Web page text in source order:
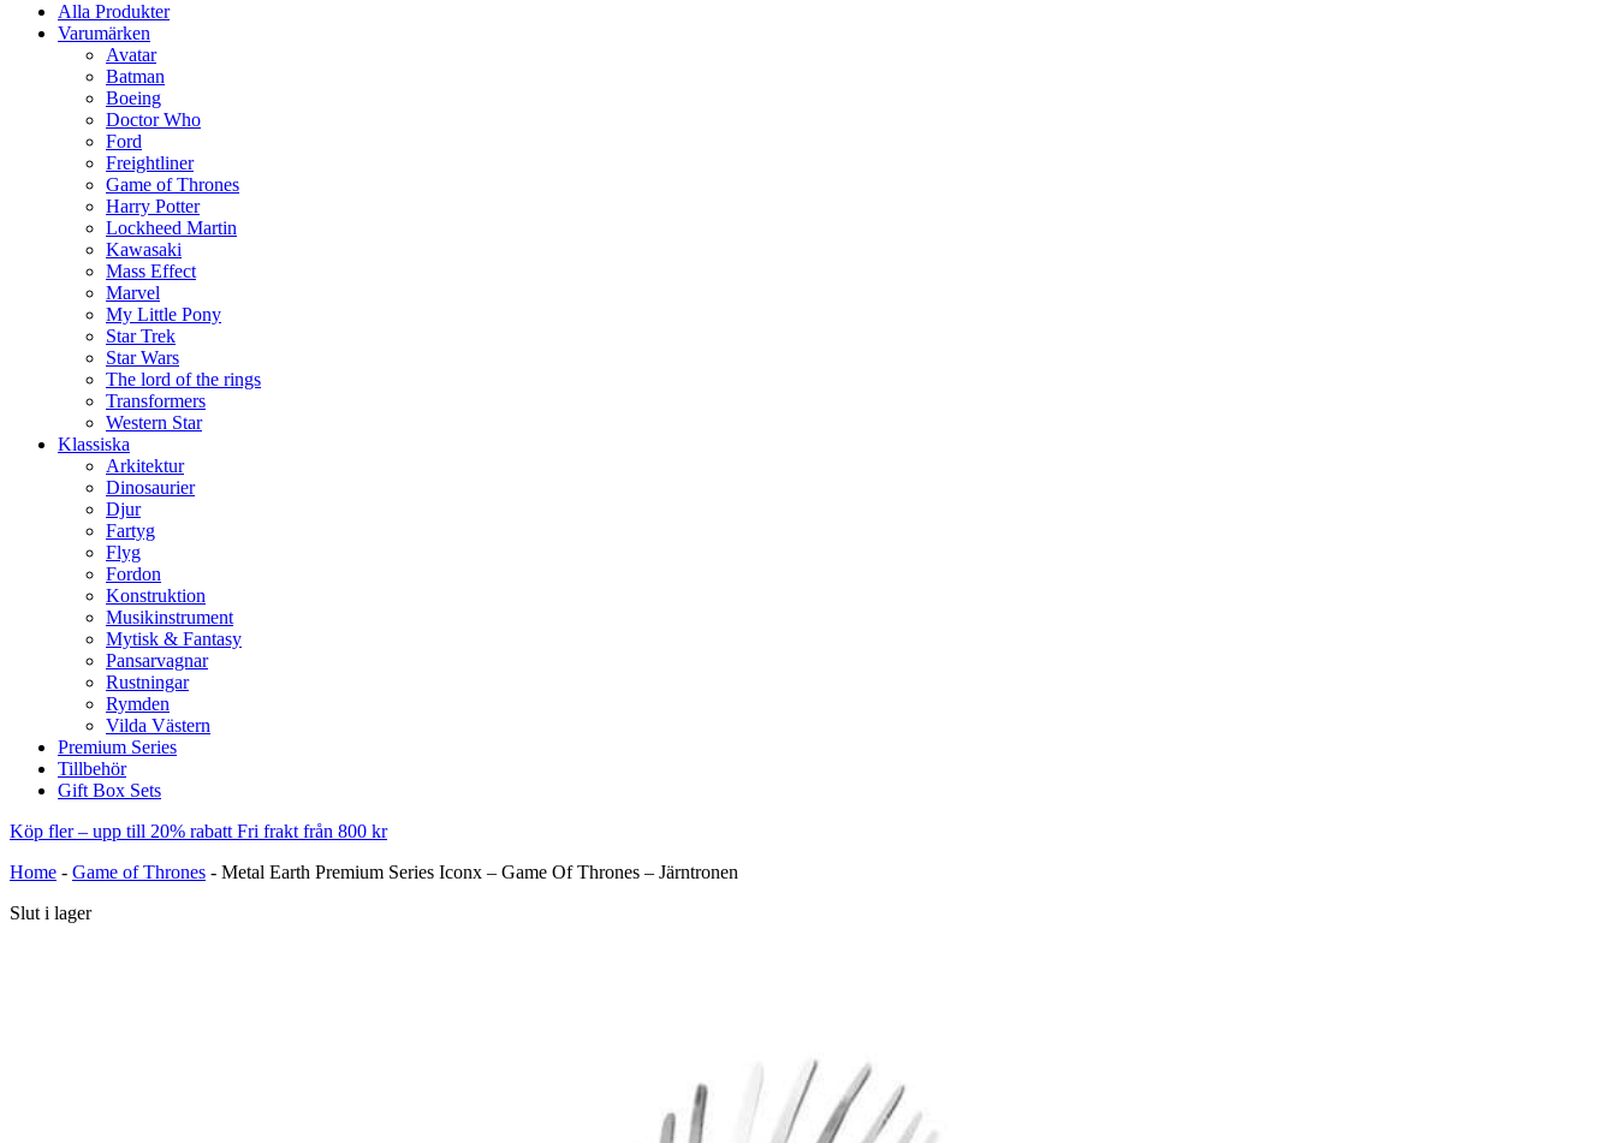
Alla Produkter
Varumärken
Avatar
Batman
Boeing
Doctor Who
Ford
Freightliner
Game of Thrones
Harry Potter
Lockheed Martin
Kawasaki
Mass Effect
Marvel
My Little Pony
Star Trek
Star Wars
The lord of the rings
Transformers
Western Star
Klassiska
Arkitektur
Dinosaurier
Djur
Fartyg
Flyg
Fordon
Konstruktion
Musikinstrument
Mytisk & Fantasy
Pansarvagnar
Rustningar
Rymden
Vilda Västern
Premium Series
Tillbehör
Gift Box Sets
Köp fler – upp till 20% rabattFri frakt från 800 kr
Home - Game of Thrones - Metal Earth Premium Series Iconx – Game Of Thrones – Järntronen
Slut i lager